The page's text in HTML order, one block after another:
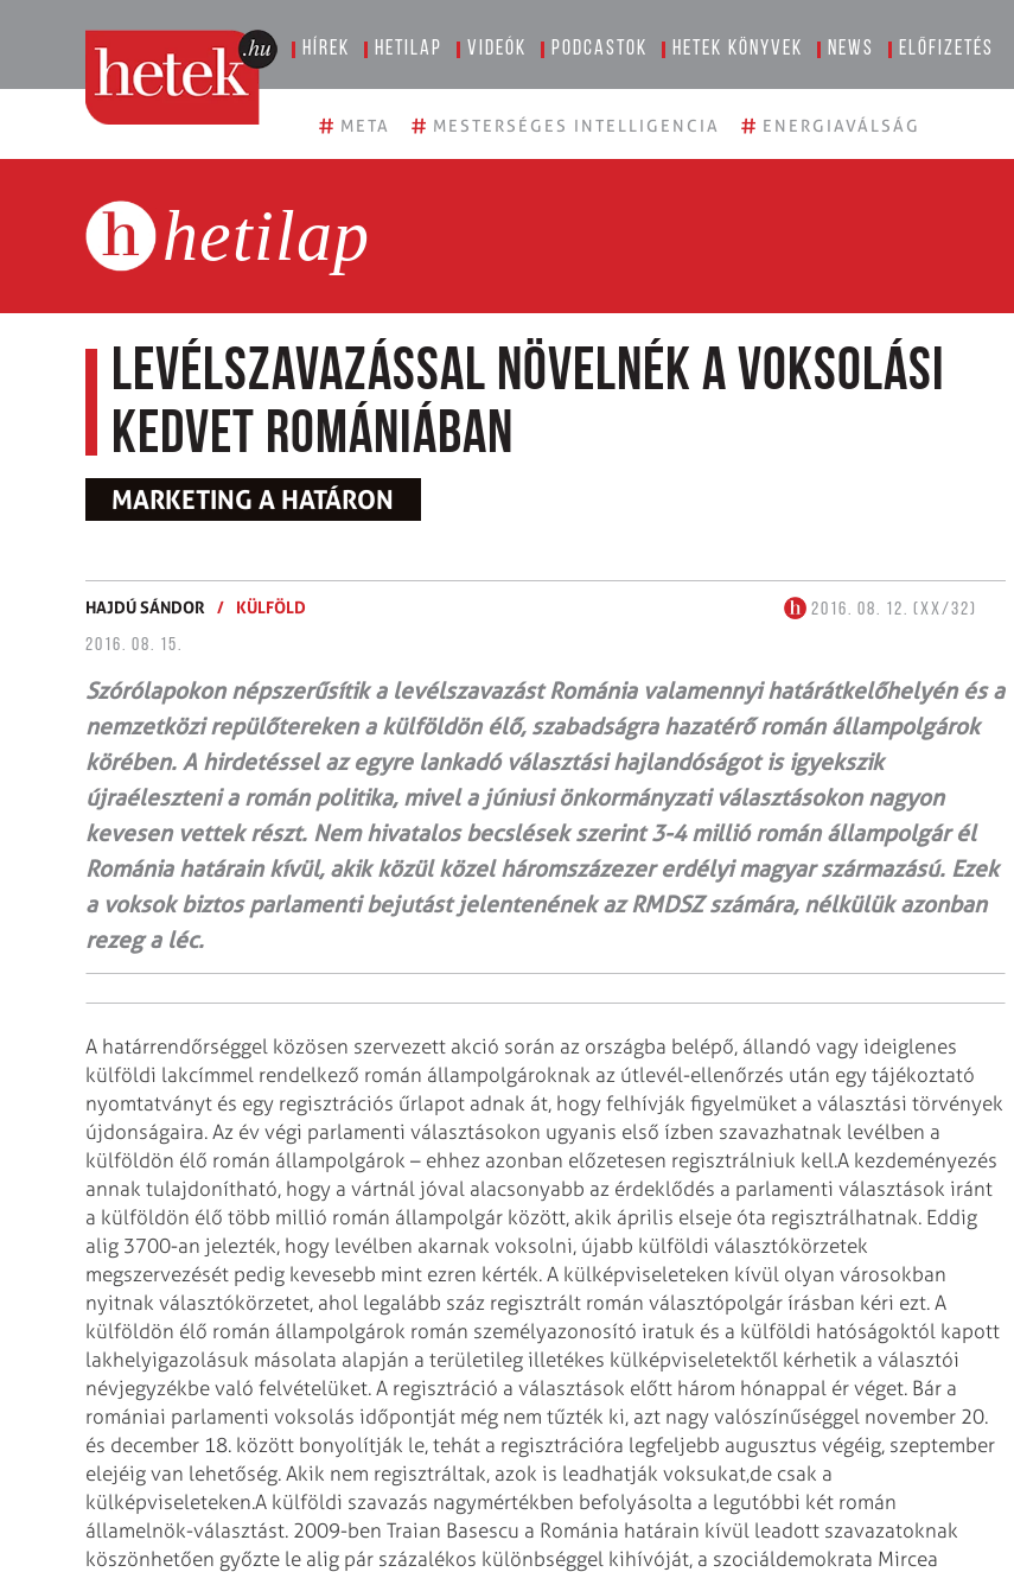
Hírek Hetilap Videók Podcastok Hetek könyvek News Előfizetés
# META # MESTERSÉGES INTELLIGENCIA # ENERGIAVÁLSÁG
hetilap
Levélszavazással növelnék a voksolási
kedvet Romániában
MARKETING A HATÁRON
HAJDÚ SÁNDOR / KÜLFÖLD
2016. 08. 12. (XX/32)
2016. 08. 15.
Szórólapokon népszerűsítik a levélszavazást Románia valamennyi határátkelőhelyén és a
nemzetközi repülőtereken a külföldön élő, szabadságra hazatérő román állampolgárok
körében. A hirdetéssel az egyre lankadó választási hajlandóságot is igyekszik
újraéleszteni a román politika, mivel a júniusi önkormányzati választásokon nagyon
kevesen vettek részt. Nem hivatalos becslések szerint 3-4 millió román állampolgár él
Románia határain kívül, akik közül közel háromszázezer erdélyi magyar származású. Ezek
a voksok biztos parlamenti bejutást jelentenének az RMDSZ számára, nélkülük azonban
rezeg a léc.
A határrendőrséggel közösen szervezett akció során az országba belépő, állandó vagy ideiglenes
külföldi lakcímmel rendelkező román állampolgároknak az útlevél-ellenőrzés után egy tájékoztató
nyomtatványt és egy regisztrációs űrlapot adnak át, hogy felhívják figyelmüket a választási törvények
újdonságaira. Az év végi parlamenti választásokon ugyanis első ízben szavazhatnak levélben a
külföldön élő román állampolgárok – ehhez azonban előzetesen regisztrálniuk kell.A kezdeményezés
annak tulajdonítható, hogy a vártnál jóval alacsonyabb az érdeklődés a parlamenti választások iránt
a külföldön élő több millió román állampolgár között, akik április elseje óta regisztrálhatnak. Eddig
alig 3700-an jelezték, hogy levélben akarnak voksolni, újabb külföldi választókörzetek
megszervezését pedig kevesebb mint ezren kérték. A külképviseleteken kívül olyan városokban
nyitnak választókörzetet, ahol legalább száz regisztrált román választópolgár írásban kéri ezt. A
külföldön élő román állampolgárok román személyazonosító iratuk és a külföldi hatóságoktól kapott
lakhelyigazolásuk másolata alapján a területileg illetékes külképviseletektől kérhetik a választói
névjegyzékbe való felvételüket. A regisztráció a választások előtt három hónappal ér véget. Bár a
romániai parlamenti voksolás időpontját még nem tűzték ki, azt nagy valószínűséggel november 20.
és december 18. között bonyolítják le, tehát a regisztrációra legfeljebb augusztus végéig, szeptember
elejéig van lehetőség. Akik nem regisztráltak, azok is leadhatják voksukat,de csak a
külképviseleteken.A külföldi szavazás nagymértékben befolyásolta a legutóbbi két román
államelnök-választást. 2009-ben Traian Basescu a Románia határain kívül leadott szavazatoknak
köszönhetően győzte le alig pár százalékos különbséggel kihívóját, a szociáldemokrata Mircea